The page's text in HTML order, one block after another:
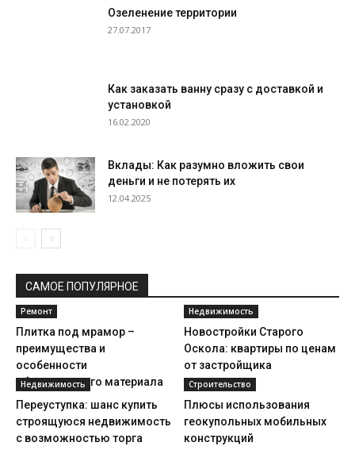
Озеленение территории
27.07.2017
Как заказать ванну сразу с доставкой и
установкой
16.02.2020
Вклады: Как разумно вложить свои
деньги и не потерять их
12.04.2025
САМОЕ ПОПУЛЯРНОЕ
Ремонт
Плитка под мрамор –
преимущества и
особенности
облицовочного материала
Недвижимость
Новостройки Старого
Оскола: квартиры по ценам
от застройщика
Недвижимость
Переуступка: шанс купить
строящуюся недвижимость
с возможностью торга
Строительство
Плюсы использования
геокупольных мобильных
конструкций